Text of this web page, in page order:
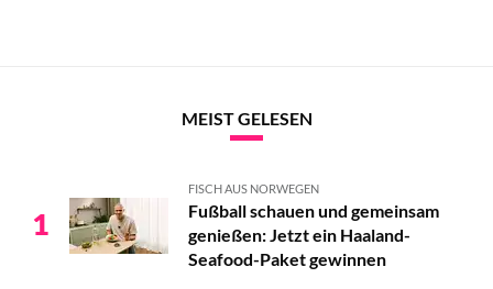
MEIST GELESEN
1
FISCH AUS NORWEGEN
Fußball schauen und gemeinsam
genießen: Jetzt ein Haaland-
Seafood-Paket gewinnen